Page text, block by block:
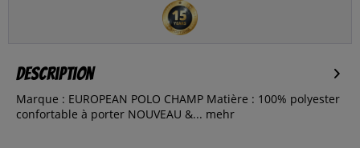
Description
Marque : EUROPEAN POLO CHAMP Matière : 100% polyester
confortable à porter NOUVEAU &... mehr